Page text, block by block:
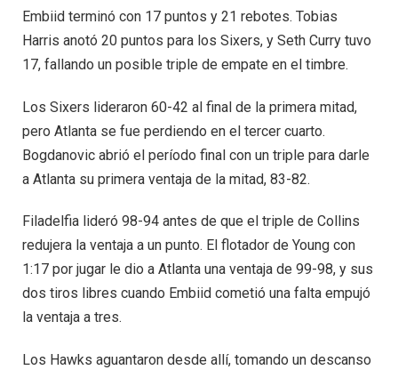
Embiid terminó con 17 puntos y 21 rebotes. Tobias
Harris anotó 20 puntos para los Sixers, y Seth Curry tuvo
17, fallando un posible triple de empate en el timbre.
Los Sixers lideraron 60-42 al final de la primera mitad,
pero Atlanta se fue perdiendo en el tercer cuarto.
Bogdanovic abrió el período final con un triple para darle
a Atlanta su primera ventaja de la mitad, 83-82.
Filadelfia lideró 98-94 antes de que el triple de Collins
redujera la ventaja a un punto. El flotador de Young con
1:17 por jugar le dio a Atlanta una ventaja de 99-98, y sus
dos tiros libres cuando Embiid cometió una falta empujó
la ventaja a tres.
Los Hawks aguantaron desde allí, tomando un descanso